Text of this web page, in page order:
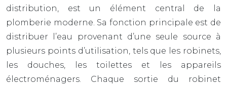
distribution, est un élément central de la
plomberie moderne. Sa fonction principale est de
distribuer l’eau provenant d’une seule source à
plusieurs points d’utilisation, tels que les robinets,
les douches, les toilettes et les appareils
électroménagers. Chaque sortie du robinet